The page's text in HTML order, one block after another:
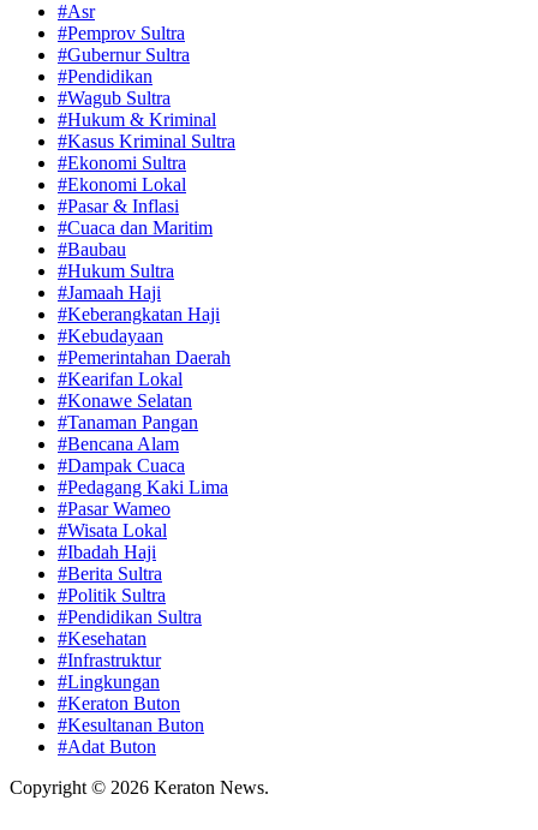
#Asr
#Pemprov Sultra
#Gubernur Sultra
#Pendidikan
#Wagub Sultra
#Hukum & Kriminal
#Kasus Kriminal Sultra
#Ekonomi Sultra
#Ekonomi Lokal
#Pasar & Inflasi
#Cuaca dan Maritim
#Baubau
#Hukum Sultra
#Jamaah Haji
#Keberangkatan Haji
#Kebudayaan
#Pemerintahan Daerah
#Kearifan Lokal
#Konawe Selatan
#Tanaman Pangan
#Bencana Alam
#Dampak Cuaca
#Pedagang Kaki Lima
#Pasar Wameo
#Wisata Lokal
#Ibadah Haji
#Berita Sultra
#Politik Sultra
#Pendidikan Sultra
#Kesehatan
#Infrastruktur
#Lingkungan
#Keraton Buton
#Kesultanan Buton
#Adat Buton
Copyright © 2026 Keraton News.